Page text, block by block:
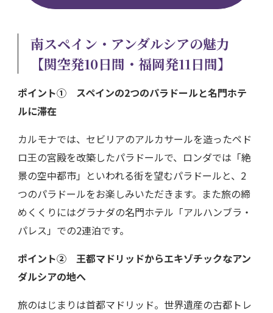
南スペイン・アンダルシアの魅力
【関空発10日間・福岡発11日間】
ポイント①
スペインの2つのパラドールと名門ホテ
ルに滞在
カルモナでは、セビリアのアルカサールを造ったペド
ロ王の宮殿を改築したパラドールで、ロンダでは「絶
景の空中都市」といわれる街を望むパラドールと、2
つのパラドールをお楽しみいただきます。また旅の締
めくくりにはグラナダの名門ホテル「アルハンブラ・
パレス」での2連泊です。
ポイント②
王都マドリッドからエキゾチックなアン
ダルシアの地へ
旅のはじまりは首都マドリッド。世界遺産の古都トレ